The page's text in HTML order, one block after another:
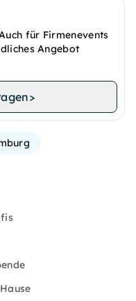
für Firmenevents
Angebot
>